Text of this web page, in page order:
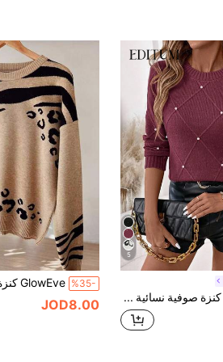
5
Editum كنزة صوفية نسائية شتوية مزينة بالألماس والخرز اللؤلؤي، بياقة مستديرة، مناسبة للعطلات والحفلات ومهرجانات الموسيقى والارتداء المنزلي وأحداث العودة إلى المدرسة والهدايا والتسوق، سترات الخريف، ملابس نسائية أنيقة، قطعة أساسية
%35-
JOD8.00